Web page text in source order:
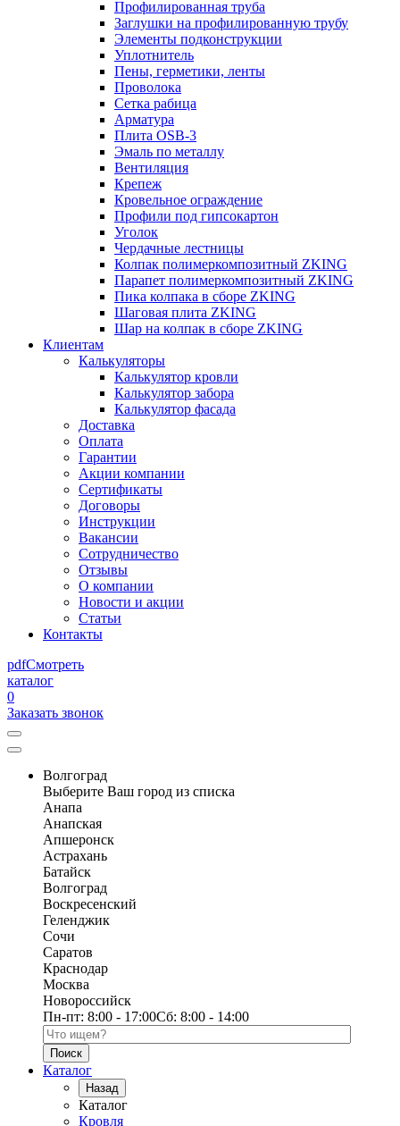
Профилированная труба
Заглушки на профилированную трубу
Элементы подконструкции
Уплотнитель
Пены, герметики, ленты
Проволока
Сетка рабица
Арматура
Плита OSB-3
Эмаль по металлу
Вентиляция
Крепеж
Кровельное ограждение
Профили под гипсокартон
Уголок
Чердачные лестницы
Колпак полимеркомпозитный ZKING
Парапет полимеркомпозитный ZKING
Пика колпака в сборе ZKING
Шаговая плита ZKING
Шар на колпак в сборе ZKING
Клиентам
Калькуляторы
Калькулятор кровли
Калькулятор забора
Калькулятор фасада
Доставка
Оплата
Гарантии
Акции компании
Сертификаты
Договоры
Инструкции
Вакансии
Сотрудничество
Отзывы
О компании
Новости и акции
Статьи
Контакты
pdfСмотреть
каталог
0
Заказать звонок
Волгоград
Выберите Ваш город из списка
Анапа
Анапская
Апшеронск
Астрахань
Батайск
Волгоград
Воскресенский
Геленджик
Сочи
Саратов
Краснодар
Москва
Новороссийск
Пн-пт: 8:00 - 17:00Сб: 8:00 - 14:00
Поиск по каталогу
Каталог
Назад
Каталог
Кровля